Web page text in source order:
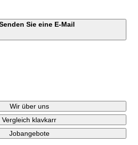
Sie eine E-Mail
Wir über uns
Vergleich klavkarr
Jobangebote